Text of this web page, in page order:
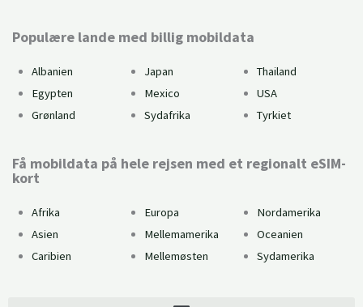
Populære lande med billig mobildata
Albanien
Egypten
Grønland
Japan
Mexico
Sydafrika
Thailand
USA
Tyrkiet
Få mobildata på hele rejsen med et regionalt eSIM-
kort
Afrika
Asien
Caribien
Europa
Mellemamerika
Mellemøsten
Nordamerika
Oceanien
Sydamerika